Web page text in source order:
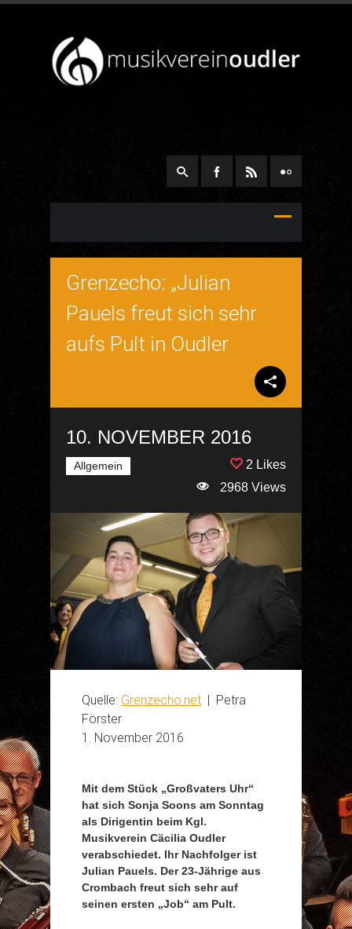
Grenzecho: „Julian
Pauels freut sich sehr
aufs Pult in Oudler
10. NOVEMBER 2016
Allgemein
2 Likes
2968 Views
Quelle: Grenzecho.net | Petra
Förster
1. November 2016
Mit dem Stück „Großvaters Uhr“
hat sich Sonja Soons am Sonntag
als Dirigentin beim Kgl.
Musikverein Cäcilia Oudler
verabschiedet. Ihr Nachfolger ist
Julian Pauels. Der 23-Jährige aus
Crombach freut sich sehr auf
seinen ersten „Job“ am Pult.